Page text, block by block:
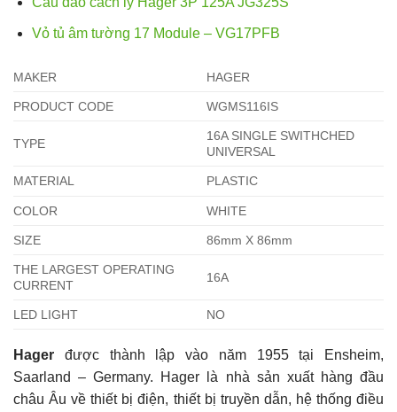
Vỏ tủ âm tường 17 Module – VG17PFB
MAKER HAGER
PRODUCT CODE WGMS116IS
TYPE
16A SINGLE SWITHCHED
UNIVERSAL
MATERIAL PLASTIC
COLOR WHITE
SIZE 86mm X 86mm
THE LARGEST OPERATING
CURRENT
16A
LED LIGHT NO
Hager được thành lập vào năm 1955 tại Ensheim,
Saarland – Germany. Hager là nhà sản xuất hàng đầu
châu Âu về thiết bị điện, thiết bị truyền dẫn, hệ thống điều